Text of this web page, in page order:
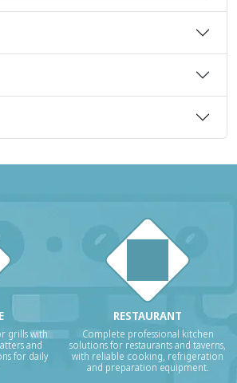
grills with
and
for daily
RESTAURANT
Complete professional kitchen
solutions for restaurants and taverns,
with reliable cooking, refrigeration
and preparation equipment.